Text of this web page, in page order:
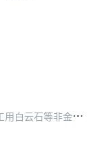
石等非金属矿选冶